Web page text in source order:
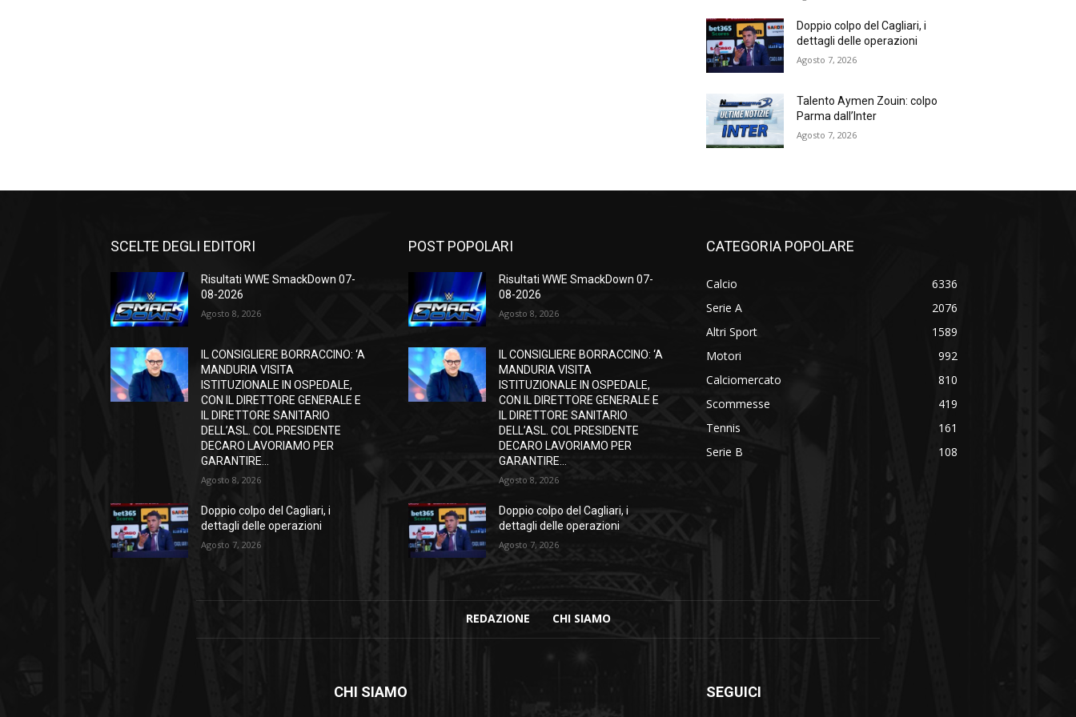
Doppio colpo del Cagliari, i
dettagli delle operazioni
Agosto 7, 2026
Talento Aymen Zouin: colpo
Parma dall’Inter
Agosto 7, 2026
SCELTE DEGLI EDITORI
Risultati WWE SmackDown 07-
08-2026
Agosto 8, 2026
IL CONSIGLIERE BORRACCINO: ‘A
MANDURIA VISITA
ISTITUZIONALE IN OSPEDALE,
CON IL DIRETTORE GENERALE E
IL DIRETTORE SANITARIO
DELL’ASL. COL PRESIDENTE
DECARO LAVORIAMO PER
GARANTIRE...
Agosto 8, 2026
Doppio colpo del Cagliari, i
dettagli delle operazioni
Agosto 7, 2026
POST POPOLARI
Risultati WWE SmackDown 07-
08-2026
Agosto 8, 2026
IL CONSIGLIERE BORRACCINO: ‘A
MANDURIA VISITA
ISTITUZIONALE IN OSPEDALE,
CON IL DIRETTORE GENERALE E
IL DIRETTORE SANITARIO
DELL’ASL. COL PRESIDENTE
DECARO LAVORIAMO PER
GARANTIRE...
Agosto 8, 2026
Doppio colpo del Cagliari, i
dettagli delle operazioni
Agosto 7, 2026
CATEGORIA POPOLARE
Calcio
6336
Serie A
2076
Altri Sport
1589
Motori
992
Calciomercato
810
Scommesse
419
Tennis
161
Serie B
108
REDAZIONE CHI SIAMO
CHI SIAMO SEGUICI